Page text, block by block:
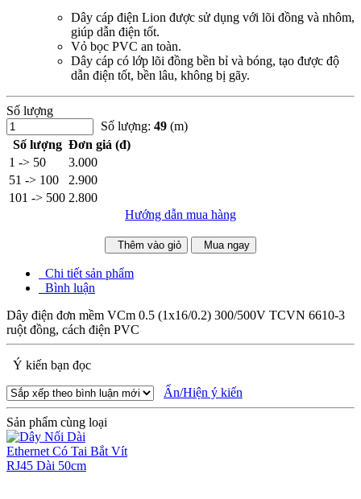
Dây cáp điện Lion được sử dụng với lõi đồng và nhôm,
giúp dẫn điện tốt.
Vỏ bọc PVC an toàn.
Dây cáp có lớp lõi đồng bền bỉ và bóng, tạo được độ
dẫn điện tốt, bền lâu, không bị gãy.
Số lượng
Số lượng: 49 (m)
Số lượng Đơn giá (đ)
1 -> 50
3.000
51 -> 100
2.900
101 -> 500 2.800
Hướng dẫn mua hàng
Thêm vào giỏ Mua ngay
Chi tiết sản phẩm
Bình luận
Dây điện đơn mềm VCm 0.5 (1x16/0.2) 300/500V TCVN 6610-3
ruột đồng, cách điện PVC
Ý kiến bạn đọc
Ẩn/Hiện ý kiến
Sản phẩm cùng loại